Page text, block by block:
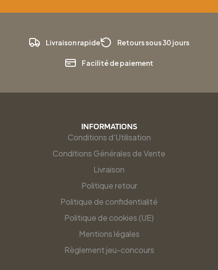
Livraison rapide Retours sous 30 jours
Facilité de paiement
INFORMATIONS
Conditions d'Utilisation
Conditions Générales de Vente
Livraison
Politique retour
Politique de confidentialité
Politique de cookies (UE)
Mentions légales
Règlement jeu-concours